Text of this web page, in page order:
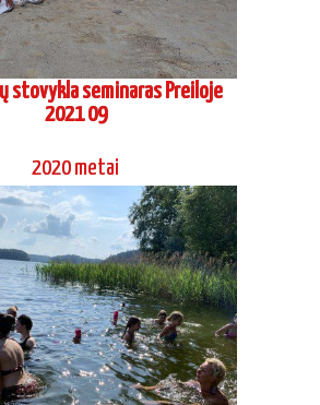
poilsiavietėje 2020 07